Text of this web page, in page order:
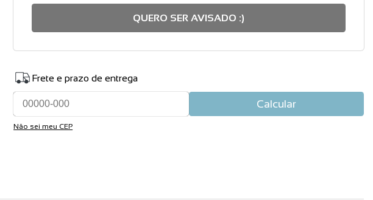
QUERO SER AVISADO :)
Frete e prazo de entrega
Calcular
Não sei meu CEP